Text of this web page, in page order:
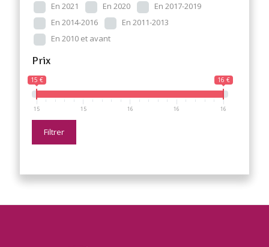
En 2021
En 2020
En 2017-2019
En 2014-2016
En 2011-2013
En 2010 et avant
Prix
15 € 16 €
15 15 16 16 16
Filtrer